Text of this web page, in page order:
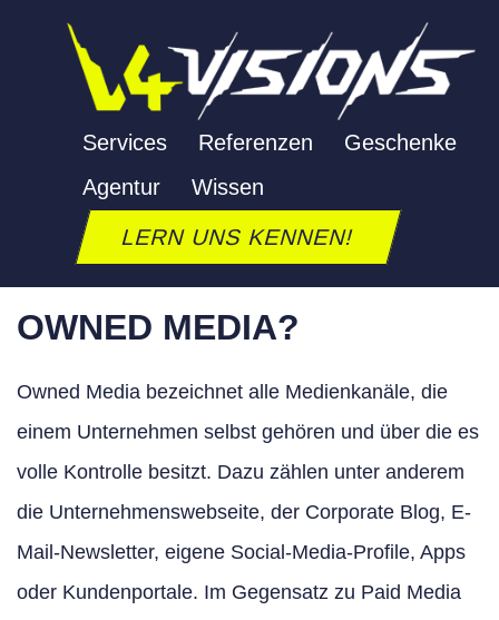
Services Referenzen
Geschenke
Agentur
Wissen
LERN UNS KENNEN!
OWNED MEDIA
Letzte Aktualisierung: 24. September 2025
DEFINITION: WAS IST
OWNED MEDIA?
Owned Media bezeichnet alle Medienkanäle, die
einem Unternehmen selbst gehören und über die es
volle Kontrolle besitzt. Dazu zählen unter anderem
die Unternehmenswebseite, der Corporate Blog, E-
Mail-Newsletter, eigene Social-Media-Profile, Apps
oder Kundenportale. Im Gegensatz zu Paid Media